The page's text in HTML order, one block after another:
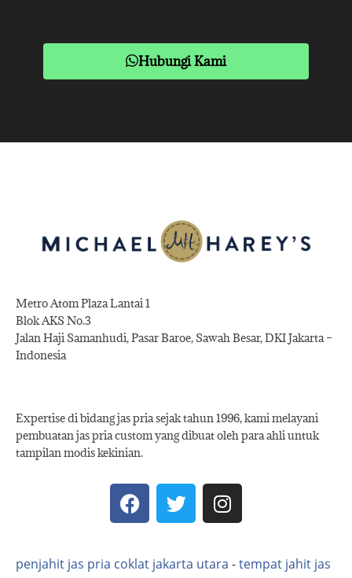
Hubungi Kami
Metro Atom Plaza Lantai 1
Blok AKS No.3
Jalan Haji Samanhudi, Pasar Baroe, Sawah Besar, DKI Jakarta –
Indonesia
Expertise di bidang jas pria sejak tahun 1996, kami melayani
pembuatan jas pria custom yang dibuat oleh para ahli untuk
tampilan modis kekinian.
penjahit jas pria coklat jakarta utara -tempat jahit jas